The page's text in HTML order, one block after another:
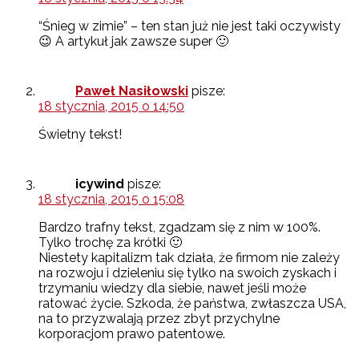
“Śnieg w zimie” – ten stan już nie jest taki oczywisty
😉 A artykuł jak zawsze super 🙂
Paweł Nasiłowski pisze:
18 stycznia, 2015 o 14:50
Świetny tekst!
icywind pisze:
18 stycznia, 2015 o 15:08
Bardzo trafny tekst, zgadzam się z nim w 100%.
Tylko trochę za krótki 🙂
Niestety kapitalizm tak działa, że firmom nie zależy
na rozwoju i dzieleniu się tylko na swoich zyskach i
trzymaniu wiedzy dla siebie, nawet jeśli może
ratować życie. Szkoda, że państwa, zwłaszcza USA,
na to przyzwalają przez zbyt przychylne
korporacjom prawo patentowe.